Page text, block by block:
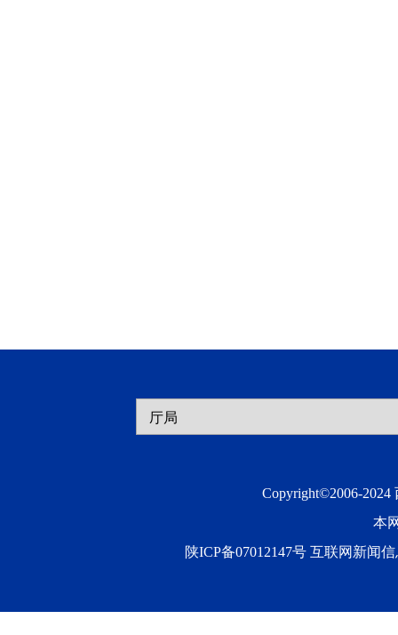
Copyright©2006-2024
本
陕ICP备07012147号 互联网新闻